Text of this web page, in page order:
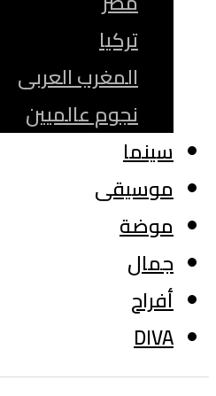
تركيا
المغرب العربى
نجوم عالميين
سينما
موسيقى
موضة
جمال
أفراح
DIVA